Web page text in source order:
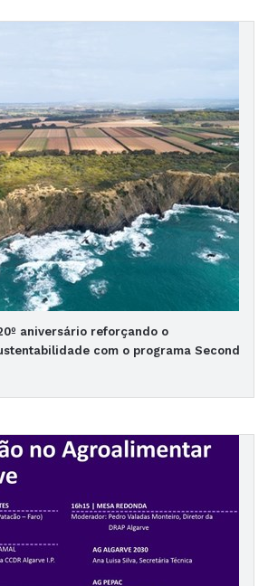
aniversário reforçando o
com o programa Second